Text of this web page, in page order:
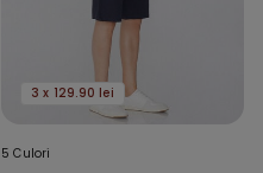
3 x 129.90 lei
5 Culori